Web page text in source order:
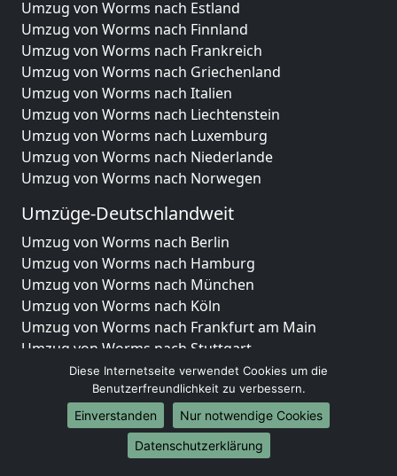
Umzug von Worms nach Estland
Umzug von Worms nach Finnland
Umzug von Worms nach Frankreich
Umzug von Worms nach Griechenland
Umzug von Worms nach Italien
Umzug von Worms nach Liechtenstein
Umzug von Worms nach Luxemburg
Umzug von Worms nach Niederlande
Umzug von Worms nach Norwegen
Umzüge-Deutschlandweit
Umzug von Worms nach Berlin
Umzug von Worms nach Hamburg
Umzug von Worms nach München
Umzug von Worms nach Köln
Umzug von Worms nach Frankfurt am Main
Umzug von Worms nach Stuttgart
Umzug von Worms nach Düsseldorf
Umzug von Worms nach Leipzig
Umzug von Worms nach Dortmund
Umzug von Worms nach Essen
Umzug von Worms nach Bremen
Diese Internetseite verwendet Cookies um die
Benutzerfreundlichkeit zu verbessern.
Einverstanden
Nur notwendige Cookies
Datenschutzerklärung